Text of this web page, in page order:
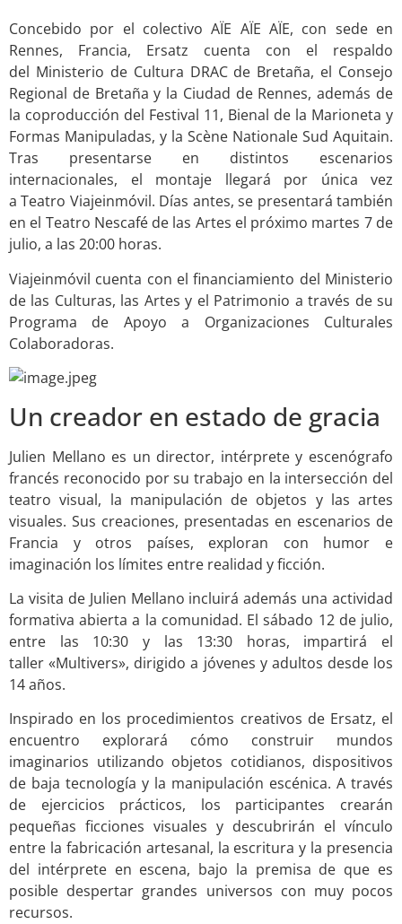
Concebido por el colectivo AÏE AÏE AÏE, con sede en
Rennes, Francia, Ersatz cuenta con el respaldo
del Ministerio de Cultura DRAC de Bretaña, el Consejo
Regional de Bretaña y la Ciudad de Rennes, además de
la coproducción del Festival 11, Bienal de la Marioneta y
Formas Manipuladas, y la Scène Nationale Sud Aquitain.
Tras presentarse en distintos escenarios
internacionales, el montaje llegará por única vez
a Teatro Viajeinmóvil. Días antes, se presentará también
en el Teatro Nescafé de las Artes el próximo martes 7 de
julio, a las 20:00 horas.
Viajeinmóvil cuenta con el financiamiento del Ministerio
de las Culturas, las Artes y el Patrimonio a través de su
Programa de Apoyo a Organizaciones Culturales
Colaboradoras.
Un creador en estado de gracia
Julien Mellano es un director, intérprete y escenógrafo
francés reconocido por su trabajo en la intersección del
teatro visual, la manipulación de objetos y las artes
visuales. Sus creaciones, presentadas en escenarios de
Francia y otros países, exploran con humor e
imaginación los límites entre realidad y ficción.
La visita de Julien Mellano incluirá además una actividad
formativa abierta a la comunidad. El sábado 12 de julio,
entre las 10:30 y las 13:30 horas, impartirá el
taller «Multivers», dirigido a jóvenes y adultos desde los
14 años.
Inspirado en los procedimientos creativos de Ersatz, el
encuentro explorará cómo construir mundos
imaginarios utilizando objetos cotidianos, dispositivos
de baja tecnología y la manipulación escénica. A través
de ejercicios prácticos, los participantes crearán
pequeñas ficciones visuales y descubrirán el vínculo
entre la fabricación artesanal, la escritura y la presencia
del intérprete en escena, bajo la premisa de que es
posible despertar grandes universos con muy pocos
recursos.